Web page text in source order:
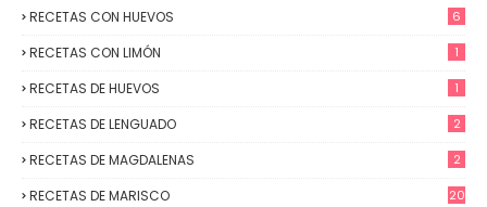
RECETAS CON HUEVOS 6
RECETAS CON LIMÓN 1
RECETAS DE HUEVOS 1
RECETAS DE LENGUADO 2
RECETAS DE MAGDALENAS 2
RECETAS DE MARISCO 20